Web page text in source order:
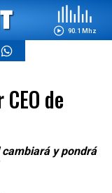
90.1 Mhz
de
y pondrá